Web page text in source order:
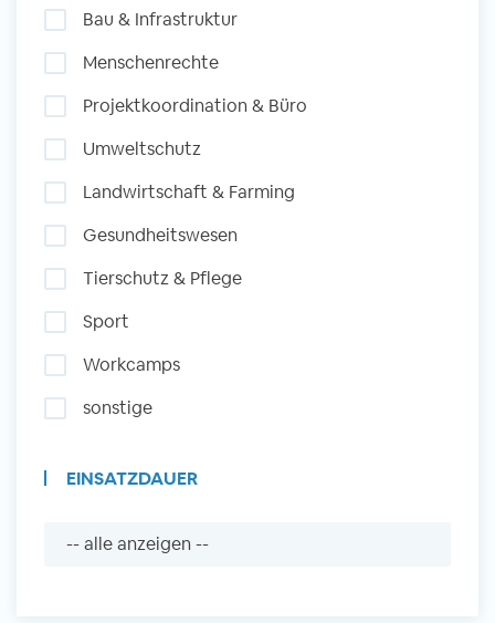
Initiativbewerbung
Bau & Infrastruktur
Menschenrechte
Projektkoordination & Büro
Umweltschutz
Landwirtschaft & Farming
Gesundheitswesen
Tierschutz & Pflege
Sport
Workcamps
sonstige
EINSATZDAUER